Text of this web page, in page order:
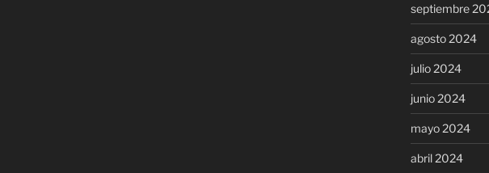
septiembre
agosto 2024
julio 2024
junio 2024
mayo 2024
abril 2024